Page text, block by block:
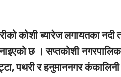
कोशी ब्यारेज लगायतका
मनाइएको छ । सप्तकोशी
पथरी र हनुमाननगर